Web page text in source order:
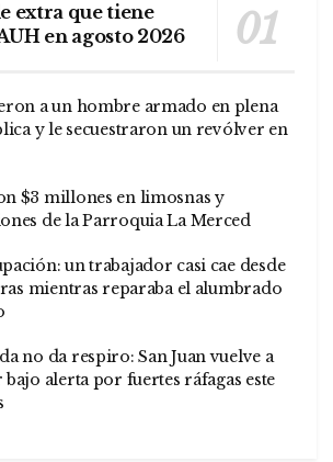
extra que tiene
en agosto 2026
a un hombre armado en plena
y le secuestraron un revólver en
$3 millones en limosnas y
de la Parroquia La Merced
un trabajador casi cae desde
mientras reparaba el alumbrado
no da respiro: San Juan vuelve a
bajo alerta por fuertes ráfagas este